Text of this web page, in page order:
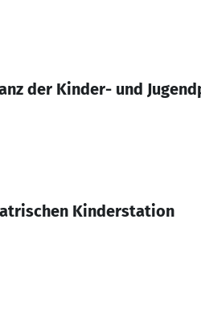
der Kinder- und
Kinderstation